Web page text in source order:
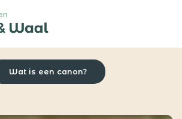
Wat is een canon?